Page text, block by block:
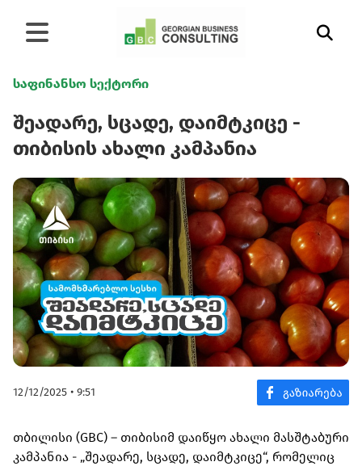
საფინანსო სექტორი
შეადარე, სცადე, დაიმტკიცე -
თიბისის ახალი კამპანია
12/12/2025 • 9:51
თბილისი (GBC) – თიბისიმ დაიწყო ახალი მასშტაბური
კამპანია - „შეადარე, სცადე, დაიმტკიცე“, რომელიც